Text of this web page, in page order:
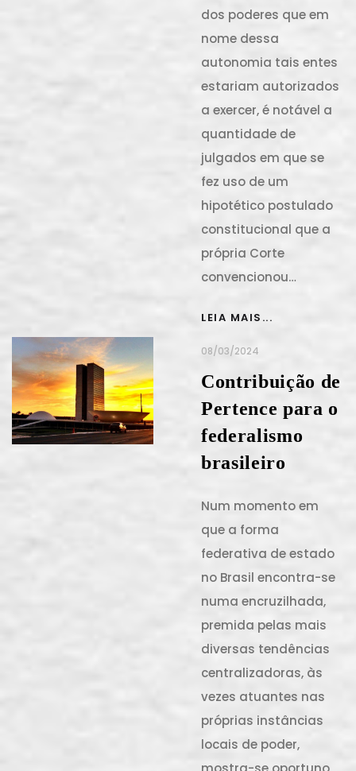
dos poderes que em
nome dessa
autonomia tais entes
estariam autorizados
a exercer, é notável a
quantidade de
julgados em que se
fez uso de um
hipotético postulado
constitucional que a
própria Corte
convencionou…
LEIA MAIS...
08/03/2024
Contribuição de
Pertence para o
federalismo
brasileiro
Num momento em
que a forma
federativa de estado
no Brasil encontra-se
numa encruzilhada,
premida pelas mais
diversas tendências
centralizadoras, às
vezes atuantes nas
próprias instâncias
locais de poder,